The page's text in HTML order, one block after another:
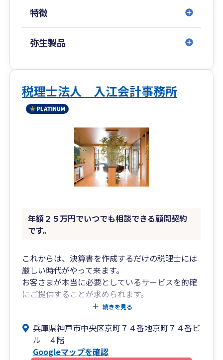
M&A以外の手法で、事業会社や医療機関の永続的
な成長と、オーナー家の財務基盤の安定の両立を
支援させて頂いています。
いております。
もちろん、記帳代行業務や経理チェックの他、月
次業績の報告、決算申告等、日々の通常業務につ
特徴
弥生製品
税理士法人 入江会計事務所
年額２５万円でいつでも相談できる顧問契約
です。
これからは、決算書を作成するだけの税理士には
厳しい時代がやって来ます。
お客さまが本当に必要としているサービスを的確
にご提供することが求められます。
て培ったノウハウに基づく助言、
25名の総合事務所としての組織対応力により、ス
ピーディに対応します。
続きを見る
兵庫県神戸市中央区京町７４番地京町７４番ビ
ル ４階
Googleマップを確認